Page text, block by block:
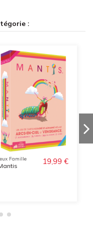
:
Famille 19,99 €